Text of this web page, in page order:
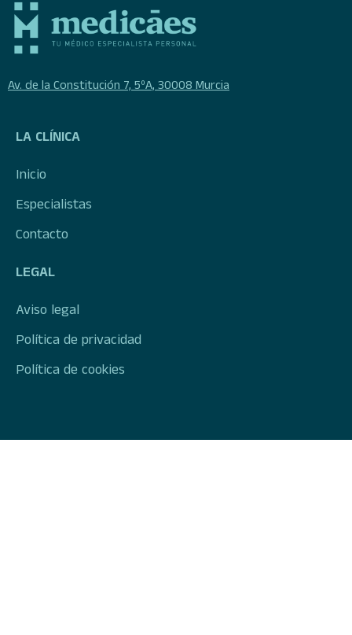
Av. de la Constitución 7, 5ºA, 30008 Murcia
LA CLÍNICA
Inicio
Especialistas
Contacto
LEGAL
Aviso legal
Política de privacidad
Política de cookies